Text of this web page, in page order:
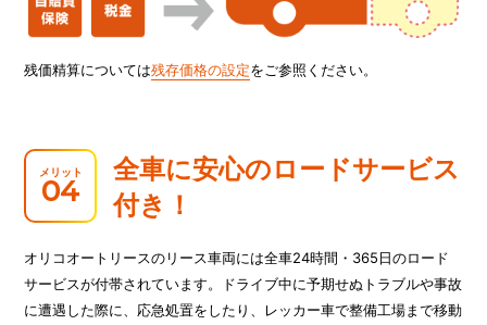
残価精算については残存価格の設定をご参照ください。
メリット
04
全車に安心のロードサービス
付き！
オリコオートリースのリース車両には全車24時間・365日のロード
サービスが付帯されています。ドライブ中に予期せぬトラブルや事故
に遭遇した際に、応急処置をしたり、レッカー車で整備工場まで移動